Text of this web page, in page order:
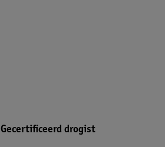
Gecertificeerd drogist